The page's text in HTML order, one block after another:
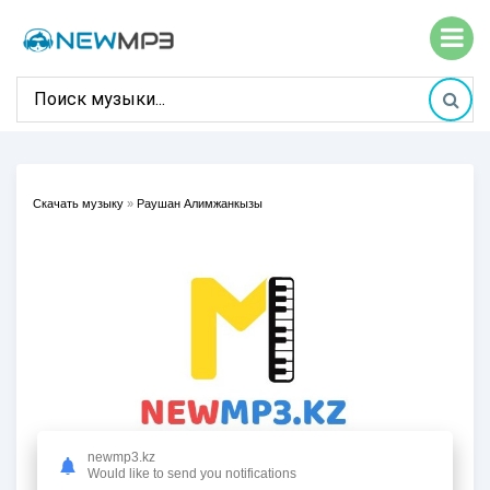
Скачать музыку » Раушан Алимжанкызы
newmp3.kz
Would like to send you notifications